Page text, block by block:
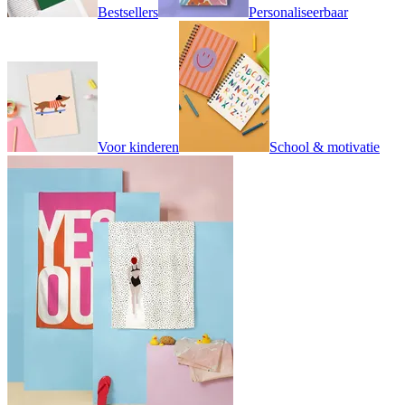
Bestsellers Personaliseerbaar
Voor kinderen School & motivatie